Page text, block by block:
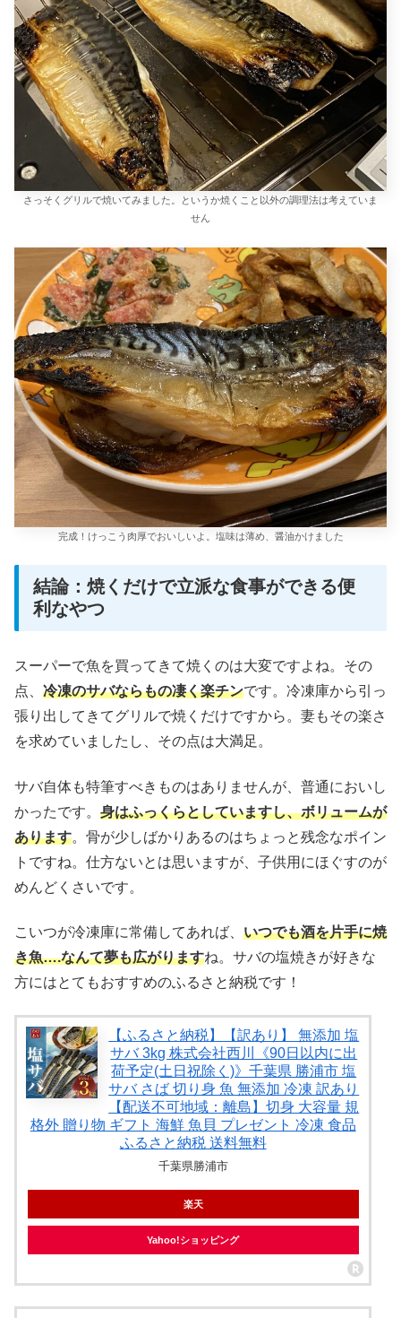
さっそくグリルで焼いてみました。というか焼くこと以外の調理法は考えていま
せん
完成！けっこう肉厚でおいしいよ。塩味は薄め、醤油かけました
結論：焼くだけで立派な食事ができる便
利なやつ
スーパーで魚を買ってきて焼くのは大変ですよね。その
点、 冷凍のサバならもの凄く楽チンです。冷凍庫から引っ
張り出してきてグリルで焼くだけですから。妻もその楽さ
を求めていましたし、その点は大満足。
サバ自体も特筆すべきものはありませんが、普通においし
かったです。 身はふっくらとしていますし、ボリュームが
あります。骨が少しばかりあるのはちょっと残念なポイン
トですね。仕方ないとは思いますが、子供用にほぐすのが
めんどくさいです。
こいつが冷凍庫に常備してあれば、 いつでも酒を片手に焼
き魚….なんて夢も広がりますね。サバの塩焼きが好きな
方にはとてもおすすめのふるさと納税です！
【ふるさと納税】【訳あり】 無添加 塩
サバ 3kg 株式会社西川《90日以内に出
荷予定(土日祝除く)》千葉県 勝浦市 塩
サバ さば 切り身 魚 無添加 冷凍 訳あり
【配送不可地域：離島】切身 大容量 規
格外 贈り物 ギフト 海鮮 魚貝 プレゼント 冷凍 食品
ふるさと納税 送料無料
千葉県勝浦市
楽天
Yahoo!ショッピング